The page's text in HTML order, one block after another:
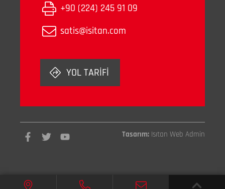
+90 (224) 245 91 09
satis@isitan.com
YOL TARİFİ
Tasarım: Isıtan Web Admin